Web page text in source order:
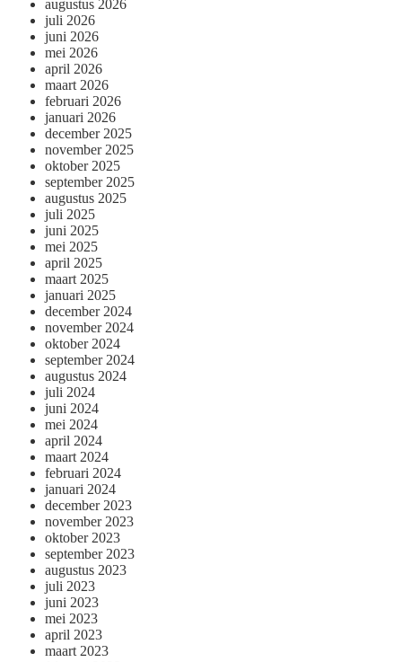
augustus 2026
juli 2026
juni 2026
mei 2026
april 2026
maart 2026
februari 2026
januari 2026
december 2025
november 2025
oktober 2025
september 2025
augustus 2025
juli 2025
juni 2025
mei 2025
april 2025
maart 2025
januari 2025
december 2024
november 2024
oktober 2024
september 2024
augustus 2024
juli 2024
juni 2024
mei 2024
april 2024
maart 2024
februari 2024
januari 2024
december 2023
november 2023
oktober 2023
september 2023
augustus 2023
juli 2023
juni 2023
mei 2023
april 2023
maart 2023